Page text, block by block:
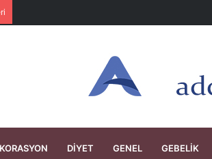
DIYET GENEL GEBELIK